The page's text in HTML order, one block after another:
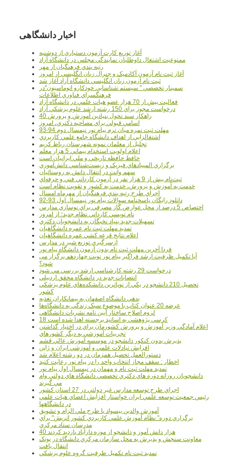
اخبار دانشگاهی
آغاز توزيع کارت آزمون دستياري از دوشنبه
ممنوعيت اشتغال داوطلبان نمايندگي مجلس در دانشگاه آزاد
رتبه بندي فرهنگيان از مهر
آغاز ثبت نام آزمون آکادميک و جنرال زبان انگليسي از امروز
ثبت نام آزمون زبان انگليسي دانشگاه آزاد آغاز شد
سمينار تخصصي " سيستم شناسايي خودکارو اتوماسيون"در
فرهنگسراي فناوري اطلاعات
فعاليت بيش از 70 هزار عضو هيات علمي در دانشگاه آزاد
درخواست مجوز براي 150 رشته ارشد علوم پزشکي آزاد
40 راهکار سند تحول بنيادين آموزش و پرورش
اسامي قبولي براي مصاحبه دکتري، امروز
مهلت ثبت نمره میان ترم پیام نور نیمسال دوم 94-93
اشتغالزايي از اهداف دانشگاه جامع علمي کاربردي
تجليل از معلمان نمونه شهرستان رباط کريم
اعلام اولويت استخدام پيماني 5 هزار معلم
حافظ حافظه تاريخي و ملي ايرانيان است
برگزاري المپيادهاي فيزيک و زيست‌شناسي دانش‌آموزي
سهم وانت در انتقال دانش به روستائيان
ثبت‌نام بيش از 9 هزار نفر در آزمون کارداني فني و حرفه‌اي
خدمت به آموزش و پرورش، خدمت به کشور و تقويت نظام است
اجراي طرح رتبه بندي فرهنگيان از مهرماه امسال
دانلود رایگان پاسخنامه سوالات پیام نور نیمسال اول 93-92
اختصاص 5 درصد از محل عوارض گاز مصرفي براي نوسازي مدارس
نام نويسي کارداني نظام جديد؛ از امروز
تسهيلات جديد بنياد نخبگان به دانشجويان دکتري
تمديد مهلت ثبت نام عمره دانشگاهيان
اعلام نتايج قرعه کشي عمره دانشگاهيان
ازسرگيري توزيع شير در مدارس
فردا آخرین مهلت ثبت نام بدون آزمون دانشگاه پیام نور
آیا تکمیل ظرفیت ارشد فراگیر پیام نور نوبت چهاردهم برگزار می
شود؟
درخواست 29 رشته کارشناسي ارشد بررسي مي شود
انتصابات جديد در دانشگاه محقق اردبيلي
تحصيل 210 دانشجو در يکي از نوپاترين دانشکده‌هاي علوم پزشکي
کشور
بدهي دانشگاه اصفهان به پيمانکاران تغذيه
عرضه 20 عنوان کتاب با موضوع سبک زندگي به دانشگاه‌ها
لزوم اصلاح ساختار آيين نامه نشريات دانشگاهي
18 کرسي پژوهشي به اساتيد برجسته اهدا شده است
اعلام آمادگي وزير آموزش و پرورش کشورمان براي در اختيار گذاشتن
تجربيات آموزشي به ديگر کشورهاي
پذيرش بدون کنکور دانشجو در موسسه آموزش عالي قشم
افزايش تبادلات علمي و آموزشي ايران و ژاپن
دستورالعمل تحصیل همزمان در دو رشته اعلام شد
اخطار : سقف مجاز انتخاب واحد را در پیام نور رعایت کنید
تمدید مهلت ثبت نام و مهمان در نیمسال اول پیام نور
دانشجويان روزانه دوره هاي دكتري تخصصي دانشگاه هاي دولتي وام
مي گيرند
اجراي طرح توسعه مدارس غير دولتي در 27 استان کشور
رئيس جمعيت توسعه علمي ايران خواستار افزايش اعضاي هيات علمي
در دانشگاهها
آموزش والدين بيسواد با طرح ملي الزام و تشويق
برگزاري دوره" نظام آموزش علمي كاربردي كشور اتريش" براي
مدرسان ستاد مرکزي
40 هزار دانش آموز و دانشجو از موزه دارآباد بازديد کردند
معاونت سنجش و پذيرش به محل سازمان مرکزي دانشگاه در پونک
انتقال يافت
تمديد ثبت نام تکميل ظرفيت گروه علوم پزشکي